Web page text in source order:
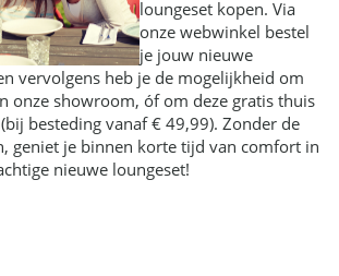
loungeset kopen. Via
onze webwinkel bestel
je jouw nieuwe
vervolgens heb je de mogelijkheid om
onze showroom, óf om deze gratis thuis
besteding vanaf € 49,99). Zonder de
geniet je binnen korte tijd van comfort in
nieuwe loungeset!